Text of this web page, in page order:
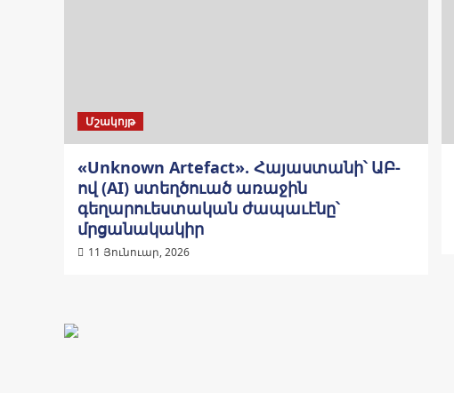
Մշակոյթ
«Unknown Artefact». Հայաստանի՝ ԱԲ-
ով (AI) ստեղծուած առաջին
գեղարուեստական ժապաւէնը՝
մրցանակակիր
11 Յունուար, 2026